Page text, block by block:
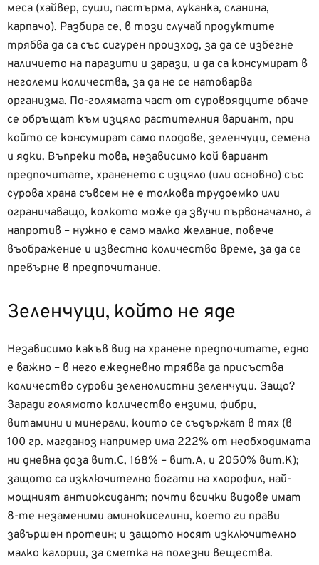
меса (хайвер, суши, пастърма, луканка, сланина,
карпачо). Разбира се, в този случай продуктите
трябва да са със сигурен произход, за да се избегне
наличието на паразити и зарази, и да са консумират в
неголеми количества, за да не се натоварва
организма. По-голямата част от суровоядците обаче
се обръщат към изцяло растителния вариант, при
който се консумират само плодове, зеленчуци, семена
и ядки. Въпреки това, независимо кой вариант
предпочитате, храненето с изцяло (или основно) със
сурова храна съвсем не е толкова трудоемко или
ограничаващо, колкото може да звучи първоначално, а
напротив – нужно е само малко желание, повече
въображение и известно количество време, за да се
превърне в предпочитание.
Зеленчуци, който не яде
Независимо какъв вид на хранене предпочитате, едно
е важно – в него ежедневно трябва да присъства
количество сурови зеленолистни зеленчуци. Защо?
Заради голямото количество ензими, фибри,
витамини и минерали, които се съдържат в тях (в
100 гр. магданоз например има 222% от необходимата
ни дневна доза вит.С, 168% – вит.А, и 2050% вит.К);
защото са изключително богати на хлорофил, най-
мощният антиоксидант; почти всички видове имат
8-те незаменими аминокиселини, което ги прави
завършен протеин; и защото носят изключително
малко калории, за сметка на полезни вещества.